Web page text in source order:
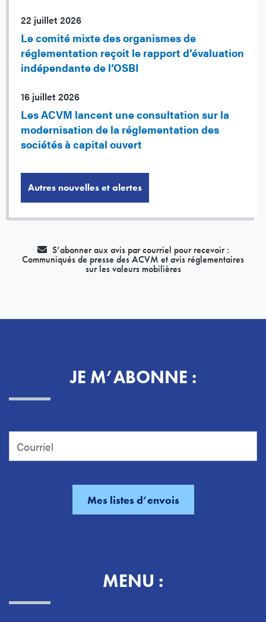
22 juillet 2026
Le comité mixte des organismes de
réglementation reçoit le rapport d’évaluation
indépendante de l’OSBI
16 juillet 2026
Les ACVM lancent une consultation sur la
modernisation de la réglementation des
sociétés à capital ouvert
Autres nouvelles et alertes
S’abonner aux avis par courriel pour recevoir :
Communiqués de presse des ACVM et avis réglementaires
sur les valeurs mobilières
JE M’ABONNE :
MENU :